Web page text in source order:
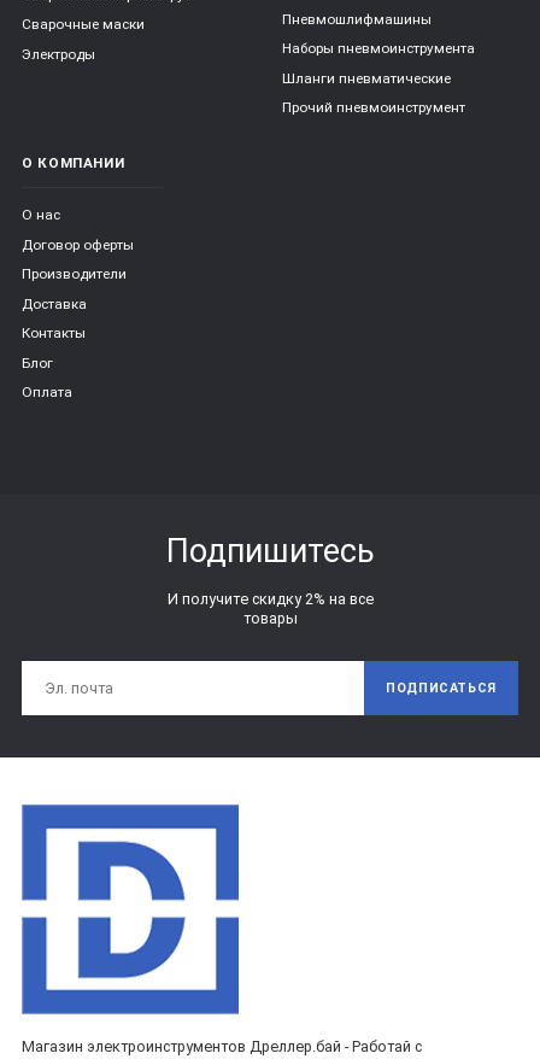
Сварочные маски
Электроды
Пневмошлифмашины
Наборы пневмоинструмента
Шланги пневматические
Прочий пневмоинструмент
О КОМПАНИИ
О нас
Договор оферты
Производители
Доставка
Контакты
Блог
Оплата
Подпишитесь
И получите скидку 2% на все
товары
ПОДПИСАТЬСЯ
Магазин электроинструментов Дреллер.бай - Работай с